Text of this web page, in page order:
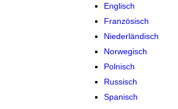
Englisch
Französisch
Niederländisch
Norwegisch
Polnisch
Russisch
Spanisch